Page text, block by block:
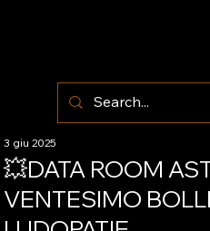
💥DATA ROOM
VENTESIMO
3 giu 2025